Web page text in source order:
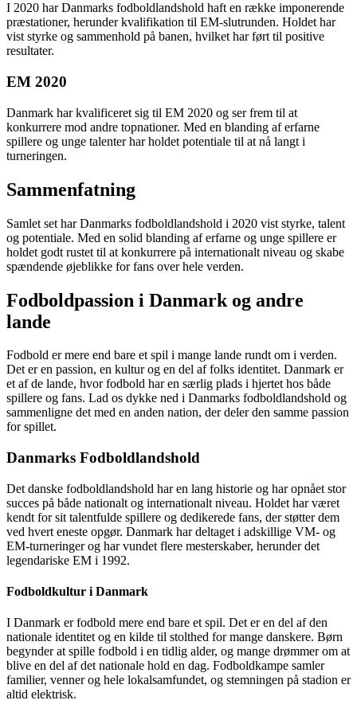
I 2020 har Danmarks fodboldlandshold haft en række imponerende
præstationer, herunder kvalifikation til EM-slutrunden. Holdet har
vist styrke og sammenhold på banen, hvilket har ført til positive
resultater.
EM 2020
Danmark har kvalificeret sig til EM 2020 og ser frem til at
konkurrere mod andre topnationer. Med en blanding af erfarne
spillere og unge talenter har holdet potentiale til at nå langt i
turneringen.
Sammenfatning
Samlet set har Danmarks fodboldlandshold i 2020 vist styrke, talent
og potentiale. Med en solid blanding af erfarne og unge spillere er
holdet godt rustet til at konkurrere på internationalt niveau og skabe
spændende øjeblikke for fans over hele verden.
Fodboldpassion i Danmark og andre
lande
Fodbold er mere end bare et spil i mange lande rundt om i verden.
Det er en passion, en kultur og en del af folks identitet. Danmark er
et af de lande, hvor fodbold har en særlig plads i hjertet hos både
spillere og fans. Lad os dykke ned i Danmarks fodboldlandshold og
sammenligne det med en anden nation, der deler den samme passion
for spillet.
Danmarks Fodboldlandshold
Det danske fodboldlandshold har en lang historie og har opnået stor
succes på både nationalt og internationalt niveau. Holdet har været
kendt for sit talentfulde spillere og dedikerede fans, der støtter dem
ved hvert eneste opgør. Danmark har deltaget i adskillige VM- og
EM-turneringer og har vundet flere mesterskaber, herunder det
legendariske EM i 1992.
Fodboldkultur i Danmark
I Danmark er fodbold mere end bare et spil. Det er en del af den
nationale identitet og en kilde til stolthed for mange danskere. Børn
begynder at spille fodbold i en tidlig alder, og mange drømmer om at
blive en del af det nationale hold en dag. Fodboldkampe samler
familier, venner og hele lokalsamfundet, og stemningen på stadion er
altid elektrisk.